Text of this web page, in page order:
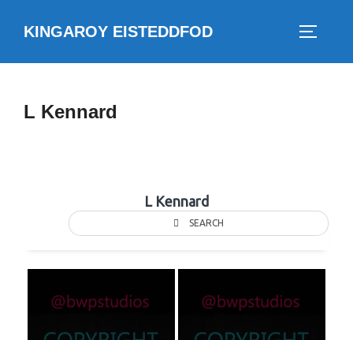
KINGAROY EISTEDDFOD
L Kennard
L Kennard
SEARCH